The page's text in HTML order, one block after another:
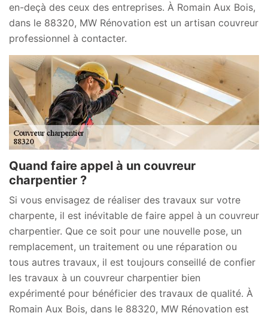
en-deçà des ceux des entreprises. À Romain Aux Bois,
dans le 88320, MW Rénovation est un artisan couvreur
professionnel à contacter.
Quand faire appel à un couvreur
charpentier ?
Si vous envisagez de réaliser des travaux sur votre
charpente, il est inévitable de faire appel à un couvreur
charpentier. Que ce soit pour une nouvelle pose, un
remplacement, un traitement ou une réparation ou
tous autres travaux, il est toujours conseillé de confier
les travaux à un couvreur charpentier bien
expérimenté pour bénéficier des travaux de qualité. À
Romain Aux Bois, dans le 88320, MW Rénovation est